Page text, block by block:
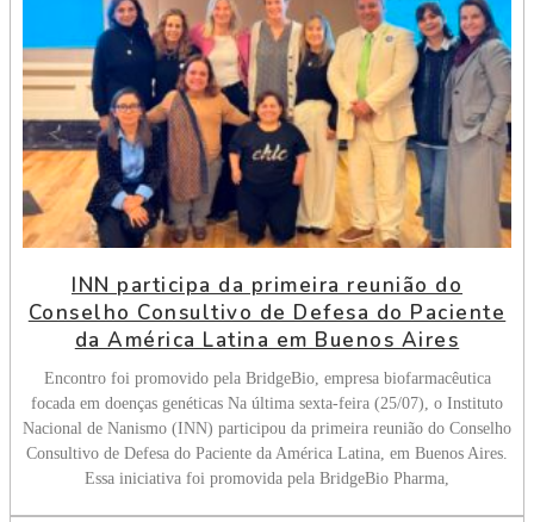
INN participa da primeira reunião do
Conselho Consultivo de Defesa do Paciente
da América Latina em Buenos Aires
Encontro foi promovido pela BridgeBio, empresa biofarmacêutica
focada em doenças genéticas Na última sexta-feira (25/07), o Instituto
Nacional de Nanismo (INN) participou da primeira reunião do Conselho
Consultivo de Defesa do Paciente da América Latina, em Buenos Aires.
Essa iniciativa foi promovida pela BridgeBio Pharma,